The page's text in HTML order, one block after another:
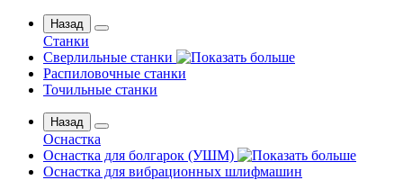
Назад
Станки
Сверлильные станки
Распиловочные станки
Точильные станки
Назад
Оснастка
Оснастка для болгарок (УШМ)
Оснастка для вибрационных шлифмашин